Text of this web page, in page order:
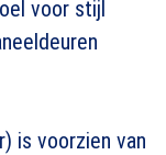
voor stijl
is voorzien van